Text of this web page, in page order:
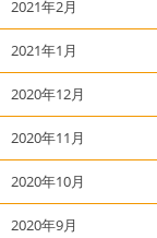
2021年2月
2021年1月
2020年12月
2020年11月
2020年10月
2020年9月